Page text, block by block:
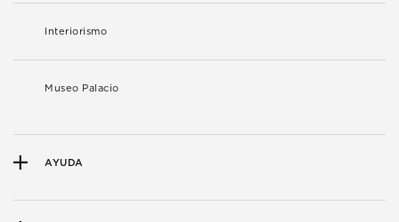
Interiorismo
Museo Palacio
AYUDA